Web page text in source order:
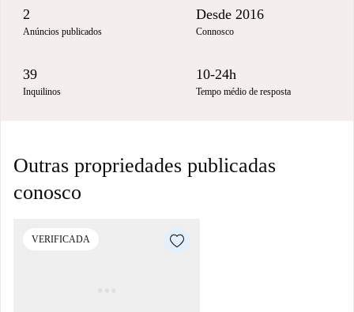
2
Anúncios publicados
Desde 2016
Connosco
39
Inquilinos
10-24h
Tempo médio de resposta
Outras propriedades publicadas
conosco
VERIFICADA